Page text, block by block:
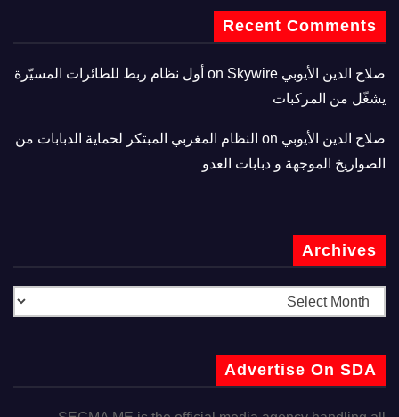
Recent Comments
صلاح الدين الأيوبي
Skywire أول نظام ربط للطائرات المسيّرة
يشغّل من المركبات
صلاح الدين الأيوبي
النظام المغربي المبتكر لحماية الدبابات من
الصواريخ الموجهة و دبابات العدو
Archives
Advertise On SDA